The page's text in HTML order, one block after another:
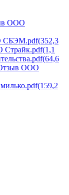
ООО
СБЭМ.pdf(352,3
(1,1
(64,6
ООО
(159,2